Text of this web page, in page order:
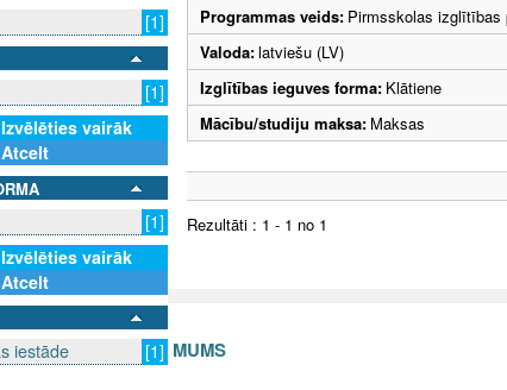
[1]
[1]
Izvēlēties vairāk
Atcelt
[1]
Izvēlēties vairāk
Atcelt
iestāde [1]
Programmas veids: Pirmsskolas izglītības
Valoda:latviešu (LV)
Izglītības ieguves forma: Klātiene
Mācību/studiju maksa: Maksas
Rezultāti : 1 - 1 no 1
SAZINIES AR MUMS